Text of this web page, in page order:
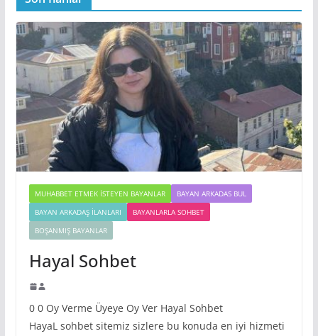
MUHABBET ETMEK İSTEYEN BAYANLAR
BAYAN ARKADAS BUL
BAYAN ARKADAŞ İLANLARI
BAYANLARLA SOHBET
BOŞANMIŞ BAYANLAR
Hayal Sohbet
0 0 Oy Verme Üyeye Oy Ver Hayal Sohbet
HayaL sohbet sitemiz sizlere bu konuda en iyi hizmeti